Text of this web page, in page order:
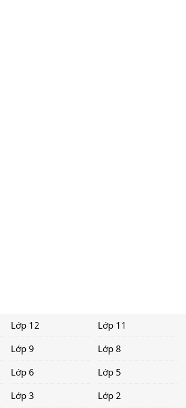
Lớp 12
Lớp 11
Lớp 9
Lớp 8
Lớp 6
Lớp 5
Lớp 3 Lớp 2